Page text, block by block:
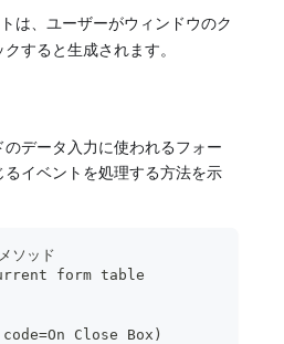
は、ユーザーがウィンドウのク
すると生成されます。
データ入力に使われるフォー
るイベントを処理する方法を示
ソッド
form table
Close Box)